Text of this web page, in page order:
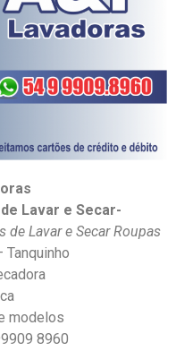
Lavar e Secar-
Lavar e Secar Roupas
Tanquinho
modelos
8960